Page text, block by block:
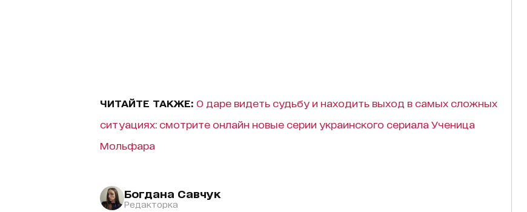
ЧИТАЙТЕ ТАКЖЕ: О даре видеть судьбу и находить выход в самых сложных
ситуациях: смотрите онлайн новые серии украинского сериала Ученица
Мольфара
Богдана Савчук
Редакторка